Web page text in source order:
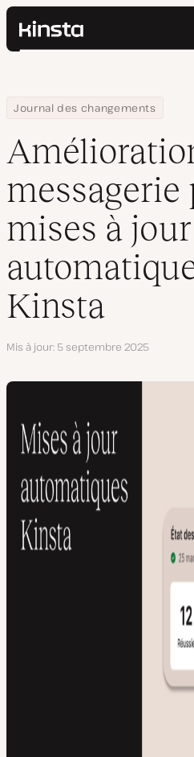
Kinsta®
Prix
Contact
Rechercher
Home
Journal des changements
Amélioration de la messagerie
messagerie
mises à jour
Kinsta
Mis à jour 5 septembre 2025